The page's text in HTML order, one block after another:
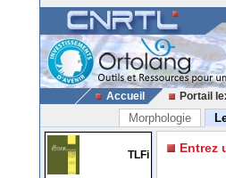
Accueil Portail
Morphologie
TLFi Entrez